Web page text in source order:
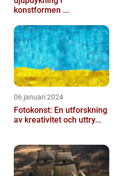
konstformen ...
06 januari 2024
Fotokonst: En utforskning
av kreativitet och uttry...